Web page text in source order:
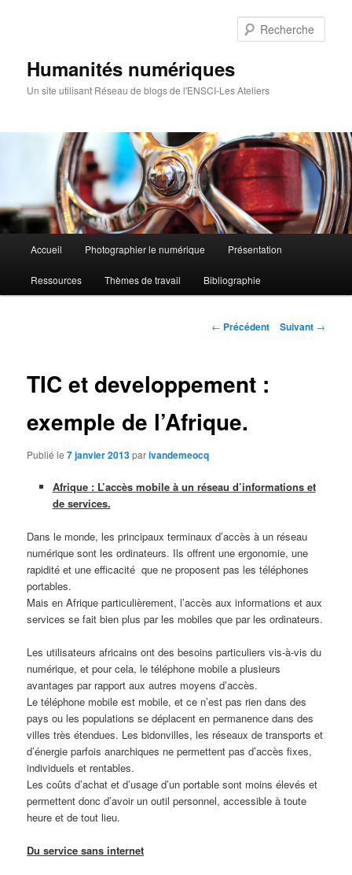
Humanités numériques
Un site utilisant Réseau de blogs de l'ENSCI-Les Ateliers
principal
Aller
au
Accueil Photographier le numérique Présentation
Ressources Thèmes de travail Bibliographie
Navigation
← Précédent Suivant →
TIC et developpement :
exemple de l’Afrique.
Publié le7 janvier 2013parivandemeocq
Afrique : L’accès mobile à un réseau d’informations et
de services.
Dans le monde, les principaux terminaux d’accès à un réseau
numérique sont les ordinateurs. Ils offrent une ergonomie, une
rapidité et une efficacité que ne proposent pas les téléphones
portables.
Mais en Afrique particulièrement, l’accès aux informations et aux
services se fait bien plus par les mobiles que par les ordinateurs.
Les utilisateurs africains ont des besoins particuliers vis-à-vis du
numérique, et pour cela, le téléphone mobile a plusieurs
avantages par rapport aux autres moyens d’accès.
Le téléphone mobile est mobile, et ce n’est pas rien dans des
pays ou les populations se déplacent en permanence dans des
villes très étendues. Les bidonvilles, les réseaux de transports et
d’énergie parfois anarchiques ne permettent pas d’accès fixes,
individuels et rentables.
Les coûts d’achat et d’usage d’un portable sont moins élevés et
permettent donc d’avoir un outil personnel, accessible à toute
heure et de tout lieu.
Du service sans internet